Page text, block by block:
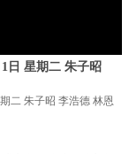
日 星期二 朱子昭
二 朱子昭 李浩德 林恩